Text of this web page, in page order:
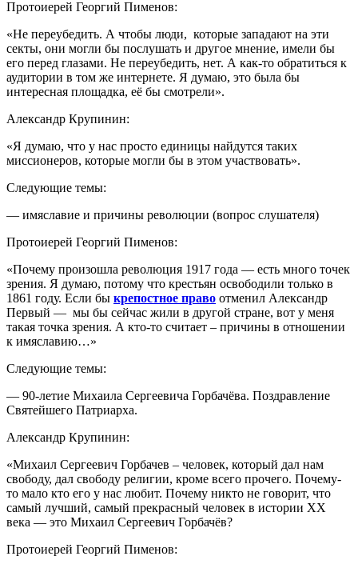
Протоиерей Георгий Пименов:
«Не переубедить. А чтобы люди, которые западают на эти
секты, они могли бы послушать и другое мнение, имели бы
его перед глазами. Не переубедить, нет. А как-то обратиться к
аудитории в том же интернете. Я думаю, это была бы
интересная площадка, её бы смотрели».
Александр Крупинин:
«Я думаю, что у нас просто единицы найдутся таких
миссионеров, которые могли бы в этом участвовать».
Следующие темы:
— имяславие и причины революции (вопрос слушателя)
Протоиерей Георгий Пименов:
«Почему произошла революция 1917 года — есть много точек
зрения. Я думаю, потому что крестьян освободили только в
1861 году. Если бы крепостное право отменил Александр
Первый — мы бы сейчас жили в другой стране, вот у меня
такая точка зрения. А кто-то считает – причины в отношении
к имяславию…»
Следующие темы:
— 90-летие Михаила Сергеевича Горбачёва. Поздравление
Святейшего Патриарха.
Александр Крупинин:
«Михаил Сергеевич Горбачев – человек, который дал нам
свободу, дал свободу религии, кроме всего прочего. Почему-
то мало кто его у нас любит. Почему никто не говорит, что
самый лучший, самый прекрасный человек в истории XX
века — это Михаил Сергеевич Горбачёв?
Протоиерей Георгий Пименов: